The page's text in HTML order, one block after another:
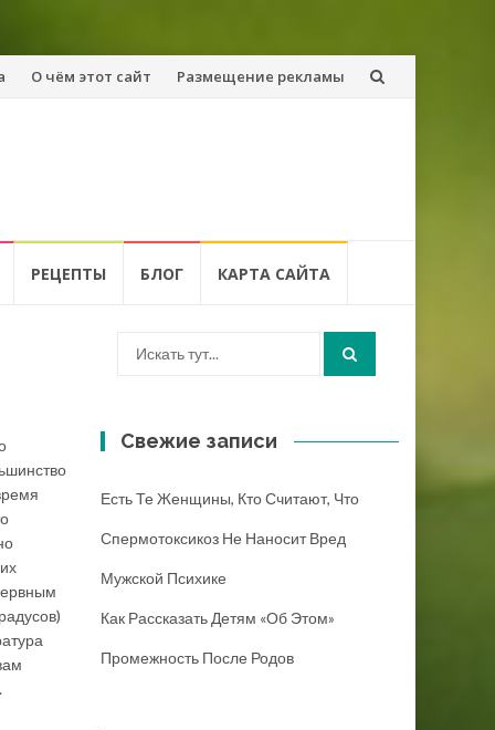
О чём этот сайт Размещение рекламы
РЕЦЕПТЫ БЛОГ КАРТА САЙТА
Свежие записи
Есть Те Женщины, Кто Считают, Что
Спермотоксикоз Не Наносит Вред
Мужской Психике
Как Рассказать Детям «об Этом»
Промежность После Родов